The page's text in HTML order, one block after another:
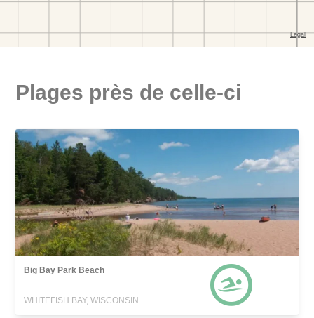
Plages près de celle-ci
Big Bay Park Beach
WHITEFISH BAY, WISCONSIN